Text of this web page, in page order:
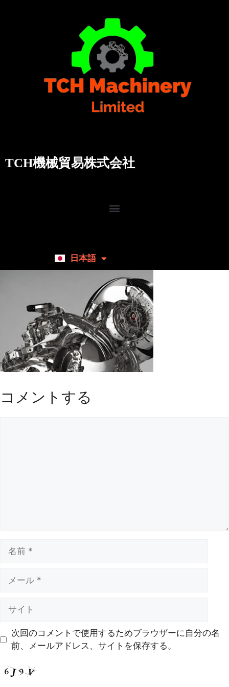
TCH機械貿易株式会社
日本語
English
コメントする
次回のコメントで使用するためブラウザーに自分の名
前、メールアドレス、サイトを保存する。